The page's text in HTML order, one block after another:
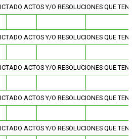
ACTOS Y/O RESOLUCIONES QUE
ACTOS Y/O RESOLUCIONES QUE
ACTOS Y/O RESOLUCIONES QUE
ACTOS Y/O RESOLUCIONES QUE
ACTOS Y/O RESOLUCIONES QUE